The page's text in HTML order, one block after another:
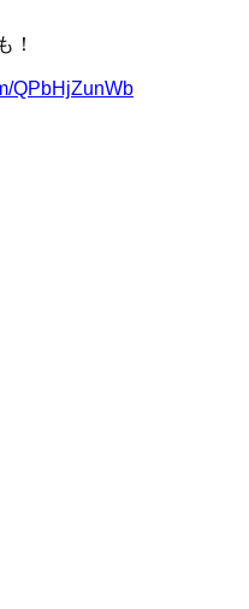
！
QPbHjZunWb